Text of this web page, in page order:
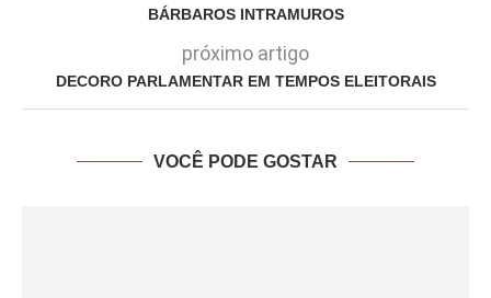
BÁRBAROS INTRAMUROS
próximo artigo
DECORO PARLAMENTAR EM TEMPOS ELEITORAIS
VOCÊ PODE GOSTAR